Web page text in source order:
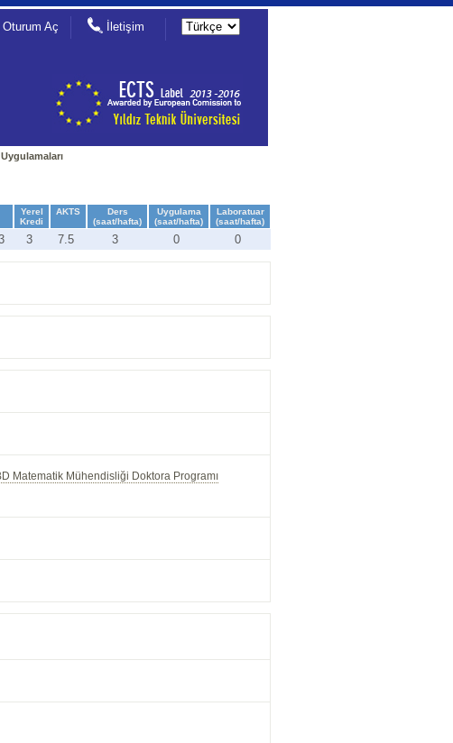
Oturum Aç İletişim
Yerel
Kredi
AKTS
Ders
(saat/hafta)
Uygulama
(saat/hafta)
Laboratuar
(saat/hafta)
3 7.5 3 0 0
Matematik Mühendisliği Doktora Programı